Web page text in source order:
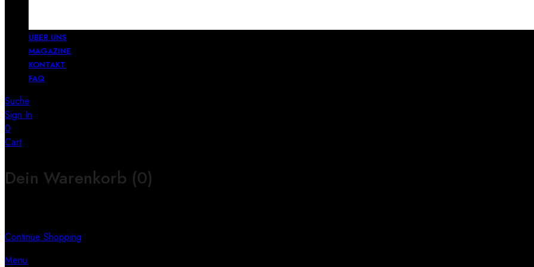
ÜBER UNS
MAGAZINE
KONTAKT
FAQ
Suche
Sign In
0
Cart
Dein Warenkorb (0)
Continue Shopping
Menu